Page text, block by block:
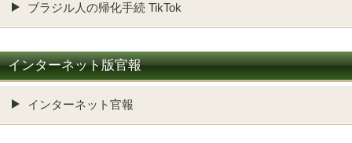
ブラジル人の帰化手続 TikTok
インターネット版官報
インターネット官報